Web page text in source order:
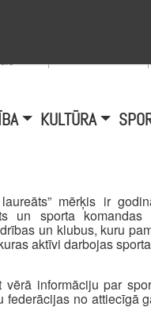
KULTŪRA
mērķis ir
un sporta komandas
un klubus, kuru
aktīvi darbojas
informāciju par
no attiecīgā